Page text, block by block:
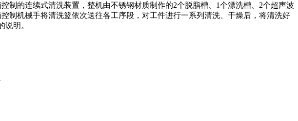
制的连续式清洗装置，整机由不锈钢材质制作的2个脱脂槽、1个漂洗槽、2个超声波
制机械手将清洗篮依次送往各工序段，对工件进行一系列清洗、干燥后，将清洗好
明。